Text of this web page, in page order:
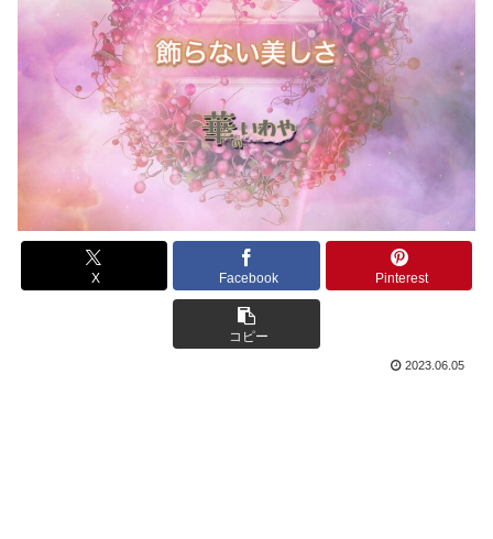
X Facebook Pinterest
コピー
2023.06.05